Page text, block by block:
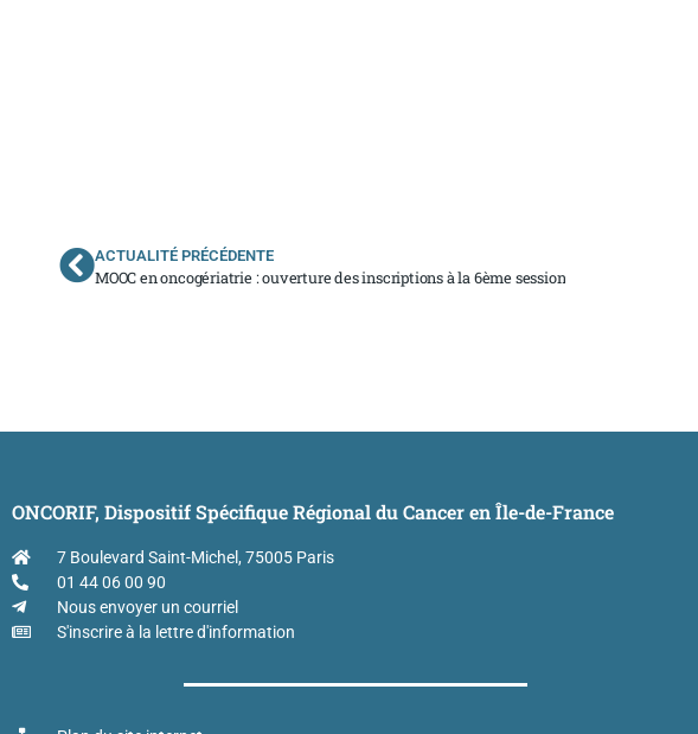
ACTUALITÉ PRÉCÉDENTE
MOOC en oncogériatrie : ouverture des inscriptions à la 6ème session
ONCORIF, Dispositif Spécifique Régional du Cancer en Île-de-France
7 Boulevard Saint-Michel, 75005 Paris
01 44 06 00 90
Nous envoyer un courriel
S'inscrire à la lettre d'information